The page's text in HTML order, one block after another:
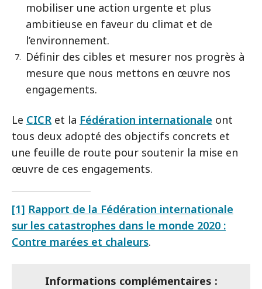
mobiliser une action urgente et plus
ambitieuse en faveur du climat et de
l’environnement.
Définir des cibles et mesurer nos progrès à
mesure que nous mettons en œuvre nos
engagements.
Le CICR et la Fédération internationale ont
tous deux adopté des objectifs concrets et
une feuille de route pour soutenir la mise en
œuvre de ces engagements.
[1] Rapport de la Fédération internationale
sur les catastrophes dans le monde 2020 :
Contre marées et chaleurs.
Informations complémentaires :